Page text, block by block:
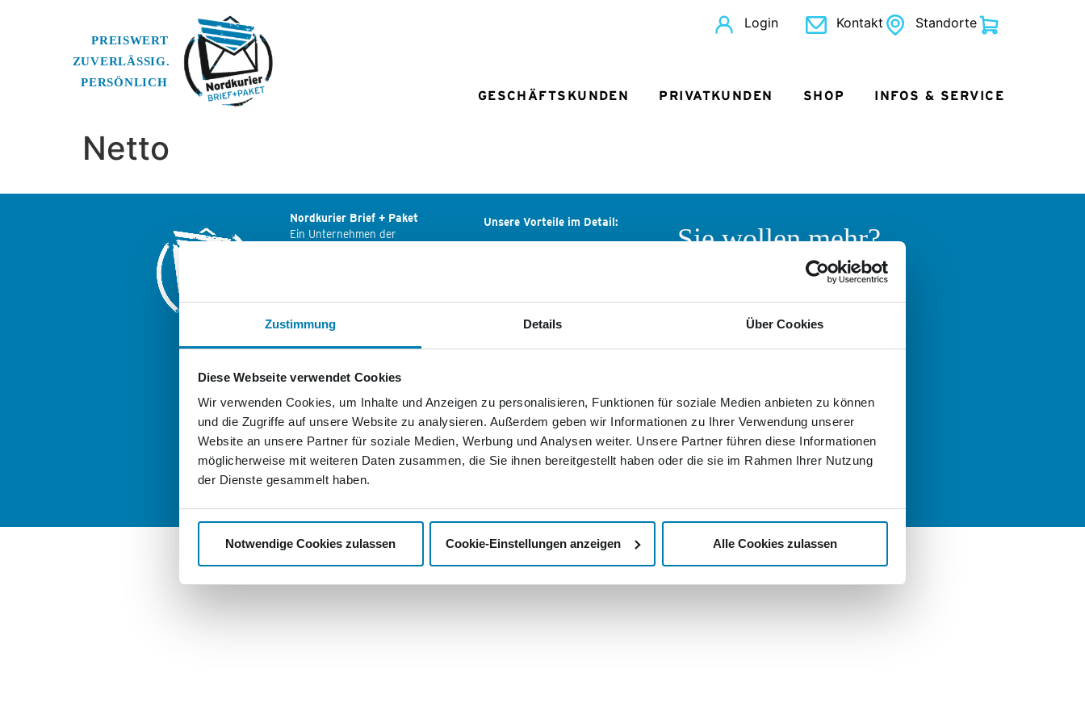
Zustimmung Details Über Cookies
Diese Webseite verwendet Cookies
Wir verwenden Cookies, um Inhalte und Anzeigen zu personalisieren, Funktionen für soziale Medien anbieten zu können
und die Zugriffe auf unsere Website zu analysieren. Außerdem geben wir Informationen zu Ihrer Verwendung unserer
Website an unsere Partner für soziale Medien, Werbung und Analysen weiter. Unsere Partner führen diese Informationen
möglicherweise mit weiteren Daten zusammen, die Sie ihnen bereitgestellt haben oder die sie im Rahmen Ihrer Nutzung
der Dienste gesammelt haben.
Notwendige Cookies zulassen Cookie-Einstellungen anzeigen Alle Cookies zulassen
Login Kontakt Standorte
GESCHÄFTSKUNDEN PRIVATKUNDEN SHOP INFOS & SERVICE
Netto
Nordkurier Brief + Paket
Ein Unternehmen der
Weitere Logistik Services
der Nordkurier Mediengruppe:
nordkurier-mediengruppe.de
Unsere Vorteile im Detail:
Rechnung statt Vorkasse
Passgenaue Frankierung
Unsere AGB
Ihr Widerrufsrecht
Datenschutzerklärung
Sie wollen mehr?
Wir helfen gern!
Nordkurier Logistik oder der Nordkurier
persönlich informieren und beraten
>Kontakt